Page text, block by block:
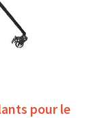
pour le